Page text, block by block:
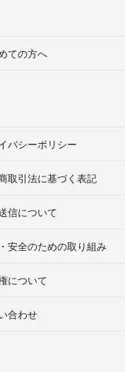
ての方へ
バシーポリシー
取引法に基づく表記
信について
安全のための取り組み
について
合わせ